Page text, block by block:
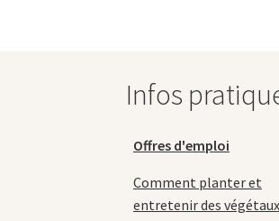
Infos
Offres d'emploi
Comment planter et
entretenir des végétaux